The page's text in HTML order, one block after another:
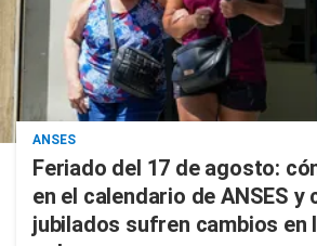
ANSES
Feriado del 17 de agosto:
en el calendario de ANSES y
jubilados sufren cambios en